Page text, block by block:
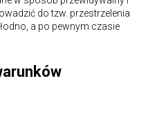
do tzw. przestrzelenia
a po pewnym czasie